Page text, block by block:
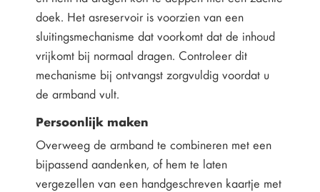
doek. Het asreservoir is voorzien van een
sluitingsmechanisme dat voorkomt dat de inhoud
vrijkomt bij normaal dragen. Controleer dit
mechanisme bij ontvangst zorgvuldig voordat u
de armband vult.
Persoonlijk maken
Overweeg de armband te combineren met een
bijpassend aandenken, of hem te laten
vergezellen van een handgeschreven kaartje met